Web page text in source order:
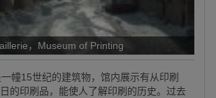
，Museum of Printing
幢15世纪的建筑物，馆内展示有从印刷
的印刷品，能使人了解印刷的历史。过去